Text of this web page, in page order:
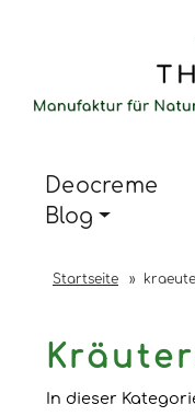
Deocreme
Blog
Startseite »
In dieser